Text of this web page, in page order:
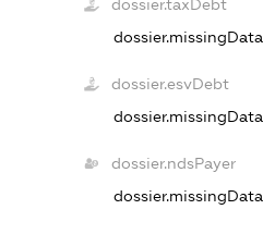
dossier.taxDebt
dossier.missingData
dossier.esvDebt
dossier.missingData
dossier.ndsPayer
dossier.missingData